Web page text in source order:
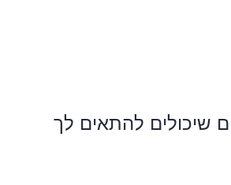
שיכולים להתאים לך